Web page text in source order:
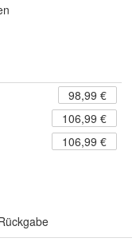
98,99 €
106,99 €
106,99 €